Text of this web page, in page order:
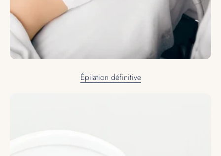
Épilation définitive